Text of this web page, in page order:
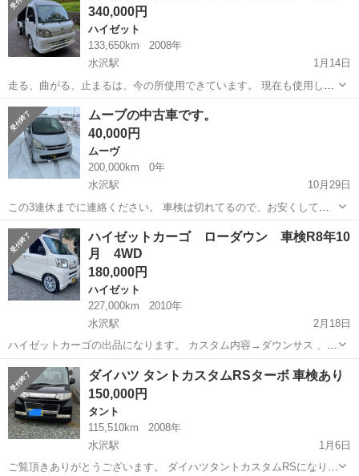
ークレーム、ノーリターンで...
340,000円
ハイゼット
133,650km
2008年
水沢駅
1月14日
走る、曲がる、止まるは、今の所使用できています。 現在も使用して
いますので距離は伸びます。 前オーナーが、自家塗装したようです。
サビ傷はあります。 エアコン、パワステ、パワーウインドウ、キーレ
ス、ハイルーフ、スペアキー1...
岩手 奥州市 水沢駅 ハイゼット
ムーブの中古車です。
40,000円
ムーヴ
200,000km
0年
水沢駅
10月29日
この3連休までに連絡ください。 車検は切れてるので、お安くしてい
ます。 前の所有者から車検の時にオーバーホールしたので、次の車検
で部品交換費用等は安く済むと聞いてます。 ナンバーは今は、黄色ナ
ンバーに変更してます。 タイ...
岩手 奥州市 水沢駅
ハイゼットカーゴ ローダウン 車検R8年10
月 4WD
180,000円
ハイゼット
227,000km
2010年
水沢駅
2月18日
ハイゼットカーゴの出品になります。 カスタム内容→ダウンサス 、15
インチテッチンホイール&ホイールキャップ、ケンウッド地デジナビ、
カロッツェリアフロントスピーカー、リアサテライトスピーカー、シ
ートカバー、LEDヘッドライト...
岩手 奥州市 水沢駅 ハイゼット ハイゼットカーゴ
ダイハツ タントカスタムRSターボ 車検あり
150,000円
タント
115,510km
2008年
水沢駅
1月6日
ご覧頂きありがとうございます。 ダイハツタントカスタムRSになりま